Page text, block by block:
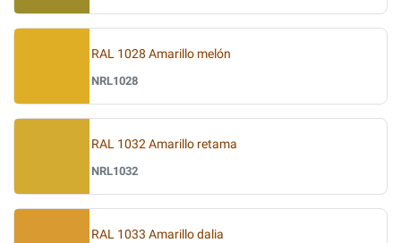
RAL 1028 Amarillo melón
NRL1028
RAL 1032 Amarillo retama
NRL1032
RAL 1033 Amarillo dalia